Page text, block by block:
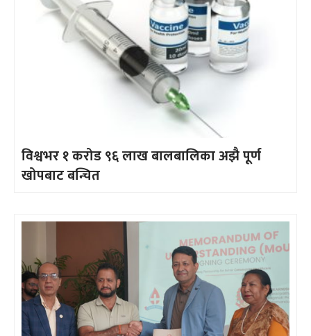
विश्वभर १ करोड ९६ लाख बालबालिका अझै पूर्ण
खोपबाट बन्चित